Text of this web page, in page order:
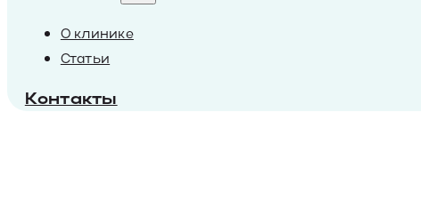
О клинике
Статьи
Контакты